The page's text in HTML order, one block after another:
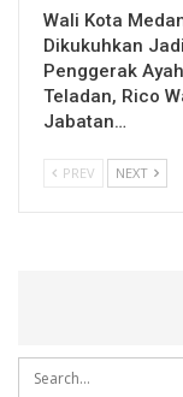
Wali Kota
Dikukuhkan
Penggerak Ayah
Teladan, Rico
Jabatan…
PREV NEXT